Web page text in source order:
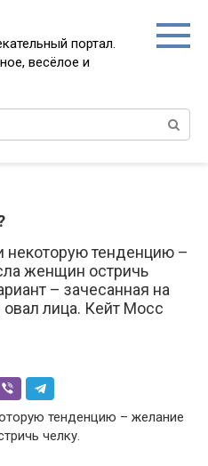
портал.
весёлое и
некоторую тенденцию –
женщин остричь
– зачесанная на
лица. Кейт Мосс
тенденцию – желание
челку.